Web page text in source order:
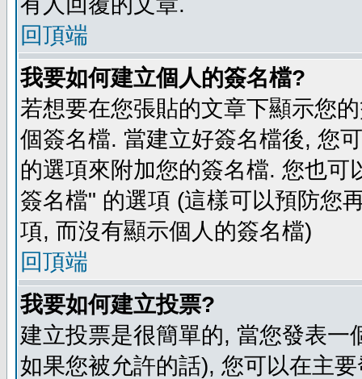
回頂端
我要如何建立個人的簽名檔?
若想要在您張貼的文章下顯示您
個簽名檔. 當建立好簽名檔後, 您
的選項來附加您的簽名檔. 您也
簽名檔" 的選項 (這樣可以預防您
項, 而沒有顯示個人的簽名檔)
回頂端
我要如何建立投票?
建立投票是很簡單的, 當您發表
如果您被允許的話), 您可以在主